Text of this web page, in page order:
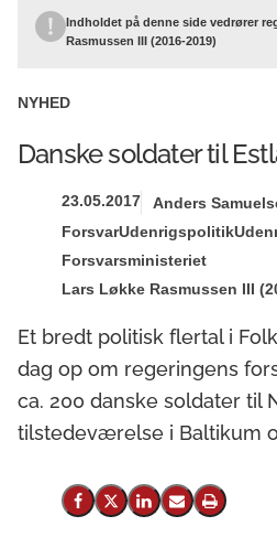
Indholdet på denne side vedrører
Rasmussen III (2016-2019)
NYHED
Danske soldater til
23.05.2017 Anders
ForsvarUdenrigspolitik
Forsvarsministeriet
Lars Løkke Rasmussen III
Et bredt politisk flertal i
dag op om regeringens
ca. 200 danske soldater til
tilstedeværelse i Baltikum
Del på Facebook
Del på X (Twitter)
Del på LinkedIn
Send email
Print